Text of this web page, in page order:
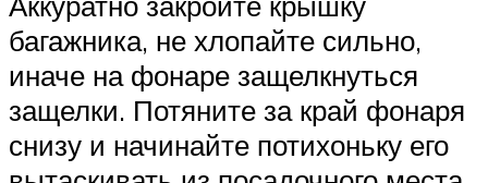
багажника, не хлопайте сильно,
иначе на фонаре защелкнуться
защелки. Потяните за край фонаря
снизу и начинайте потихоньку его